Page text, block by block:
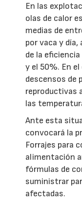
En las
olas de calor
medias de
por vaca y día,
de la
y el 50%. En
descensos de
reproductivas
las
Ante esta
convocará la
Forrajes para
alimentación
fórmulas de
suministrar
afectadas.